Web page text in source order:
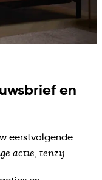
en
eerstvolgende
actie, tenzij